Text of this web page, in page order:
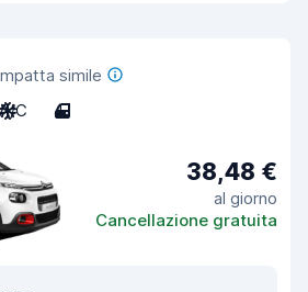
simile
A/C 4
38,48 €
al giorno
Cancellazione gratuita